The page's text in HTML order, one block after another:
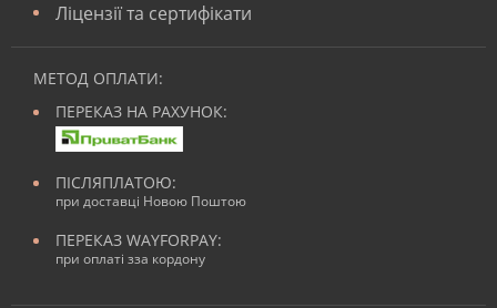
Ліцензії та сертифікати
МЕТОД ОПЛАТИ:
ПЕРЕКАЗ НА РАХУНОК:
ПІСЛЯПЛАТОЮ:
при доставці Новою Поштою
ПЕРЕКАЗ WAYFORPAY:
при оплаті зза кордону